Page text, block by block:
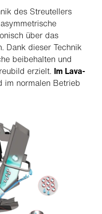
des Streutellers
über das
Dank dieser Technik
beibehalten und
erzielt. Im Lava-
im normalen Betrieb